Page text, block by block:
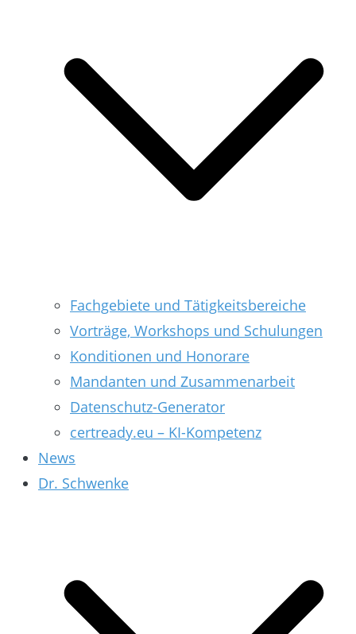
Fachgebiete und Tätigkeitsbereiche
Vorträge, Workshops und Schulungen
Konditionen und Honorare
Mandanten und Zusammenarbeit
Datenschutz-Generator
certready.eu – KI-Kompetenz
News
Dr. Schwenke